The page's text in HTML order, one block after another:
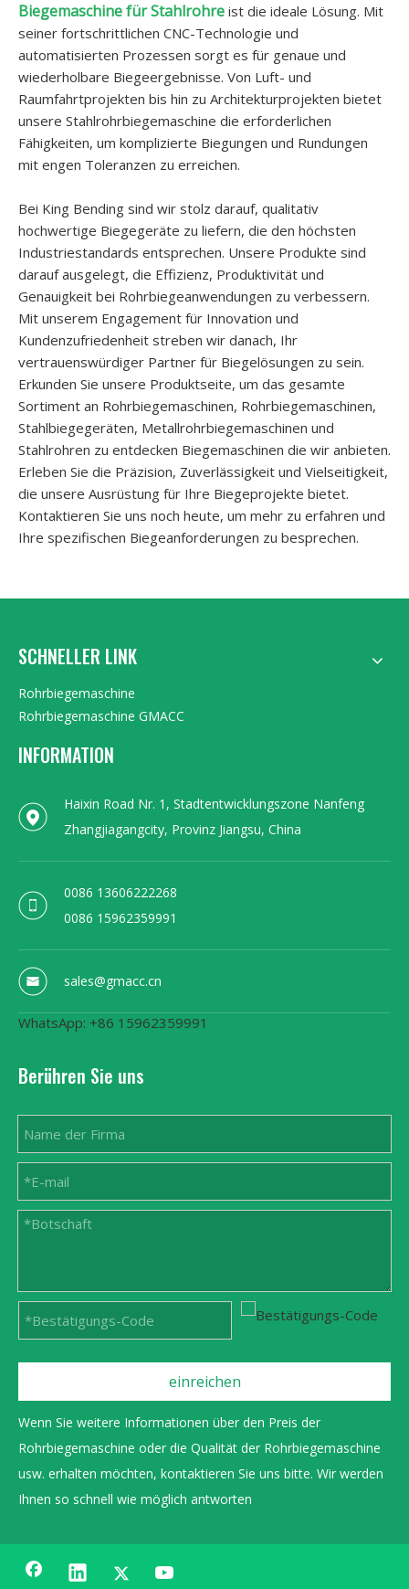
Biegemaschine für Stahlrohre ist die ideale Lösung. Mit
seiner fortschrittlichen CNC-Technologie und
automatisierten Prozessen sorgt es für genaue und
wiederholbare Biegeergebnisse. Von Luft- und
Raumfahrtprojekten bis hin zu Architekturprojekten bietet
unsere Stahlrohrbiegemaschine die erforderlichen
Fähigkeiten, um komplizierte Biegungen und Rundungen
mit engen Toleranzen zu erreichen.
Bei King Bending sind wir stolz darauf, qualitativ
hochwertige Biegegeräte zu liefern, die den höchsten
Industriestandards entsprechen. Unsere Produkte sind
darauf ausgelegt, die Effizienz, Produktivität und
Genauigkeit bei Rohrbiegeanwendungen zu verbessern.
Mit unserem Engagement für Innovation und
Kundenzufriedenheit streben wir danach, Ihr
vertrauenswürdiger Partner für Biegelösungen zu sein.
Erkunden Sie unsere Produktseite, um das gesamte
Sortiment an Rohrbiegemaschinen, Rohrbiegemaschinen,
Stahlbiegegeräten, Metallrohrbiegemaschinen und
Stahlrohren zu entdecken Biegemaschinen die wir anbieten.
Erleben Sie die Präzision, Zuverlässigkeit und Vielseitigkeit,
die unsere Ausrüstung für Ihre Biegeprojekte bietet.
Kontaktieren Sie uns noch heute, um mehr zu erfahren und
Ihre spezifischen Biegeanforderungen zu besprechen.
SCHNELLER LINK
Rohrbiegemaschine
Rohrbiegemaschine GMACC
INFORMATION
Haixin Road Nr. 1, Stadtentwicklungszone Nanfeng
Zhangjiagangcity, Provinz Jiangsu, China
0086 13606222268
0086 15962359991
sales@gmacc.cn
WhatsApp: +86 15962359991
Berühren Sie uns
einreichen
Wenn Sie weitere Informationen über den Preis der
Rohrbiegemaschine oder die Qualität der Rohrbiegemaschine
usw. erhalten möchten, kontaktieren Sie uns bitte. Wir werden
Ihnen so schnell wie möglich antworten